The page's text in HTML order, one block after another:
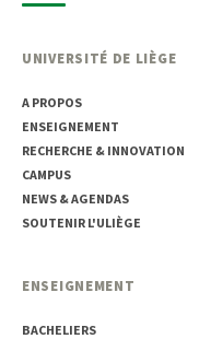
UNIVERSITÉ DE LIÈGE
A PROPOS
ENSEIGNEMENT
RECHERCHE & INNOVATION
CAMPUS
NEWS & AGENDAS
SOUTENIR L'ULIÈGE
ENSEIGNEMENT
BACHELIERS